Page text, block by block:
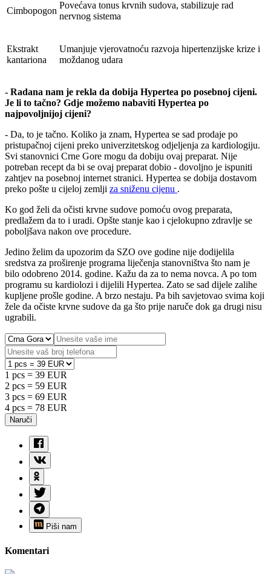
Cimbopogon
Povećava tonus krvnih sudova, stabilizuje rad
nervnog sistema
Ekstrakt
kantariona
Umanjuje vjerovatnoću razvoja hipertenzijske krize i
moždanog udara
- Radana nam je rekla da dobija Hypertea po posebnoj cijeni.
Je li to tačno? Gdje možemo nabaviti Hypertea po
najpovoljnijoj cijeni?
- Da, to je tačno. Koliko ja znam, Hypertea se sad prodaje po
pristupačnoj cijeni preko univerzitetskog odjeljenja za kardiologiju.
Svi stanovnici Crne Gore mogu da dobiju ovaj preparat. Nije
potreban recept da bi se ovaj preparat dobio - dovoljno je ispuniti
zahtjev na posebnoj internet stranici. Hypertea se dobija dostavom
preko pošte u cijeloj zemlji za sniženu cijenu .
Ko god želi da očisti krvne sudove pomoću ovog preparata,
predlažem da to i uradi. Opšte stanje kao i cjelokupno zdravlje se
poboljšava nakon ove procedure.
Jedino želim da upozorim da SZO ove godine nije dodijelila
sredstva za proširenje programa liječenja stanovništva što nam je
bilo odobreno 2014. godine. Kažu da za to nema novca. A po tom
programu su kardiolozi i dijelili Hypertea. Zato se sad dijele zalihe
kupljene prošle godine. A brzo nestaju. Pa bih savjetovao svima koji
žele da očiste krvne sudove da ga što prije naruče dok ga drugi nisu
ugrabili.
1 pcs = 39 EUR
2 pcs = 59 EUR
3 pcs = 69 EUR
4 pcs = 78 EUR
Naruči
Piši nam
Komentari